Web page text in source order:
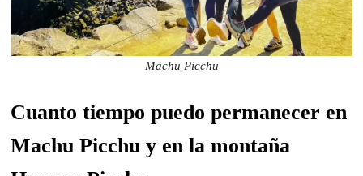
Machu Picchu
Cuanto tiempo puedo permanecer en
Machu Picchu y en la montaña